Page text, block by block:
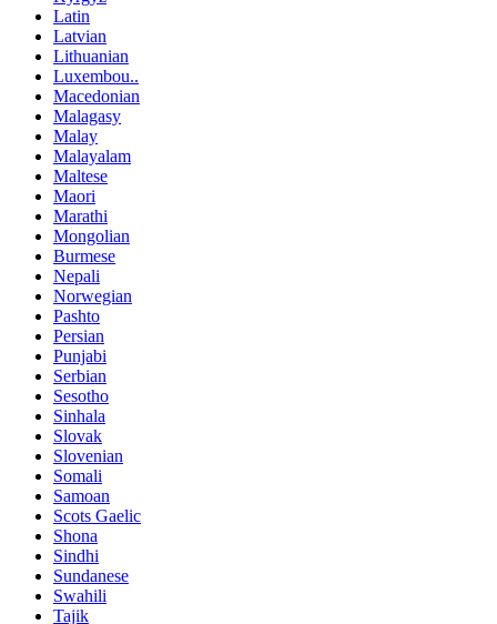
Latin
Latvian
Lithuanian
Luxembou..
Macedonian
Malagasy
Malay
Malayalam
Maltese
Maori
Marathi
Mongolian
Burmese
Nepali
Norwegian
Pashto
Persian
Punjabi
Serbian
Sesotho
Sinhala
Slovak
Slovenian
Somali
Samoan
Scots Gaelic
Shona
Sindhi
Sundanese
Swahili
Tajik